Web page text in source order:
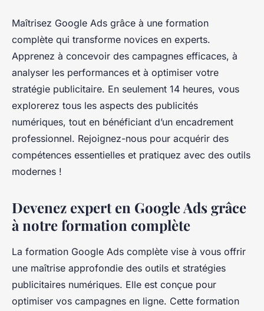
Devenez expert en google ads
grâce à notre formation
complète
Océane•28 mars 2025• 4 min de lecture
Maîtrisez Google Ads grâce à une formation
complète qui transforme novices en experts.
Apprenez à concevoir des campagnes efficaces, à
analyser les performances et à optimiser votre
stratégie publicitaire. En seulement 14 heures, vous
explorerez tous les aspects des publicités
numériques, tout en bénéficiant d’un encadrement
professionnel. Rejoignez-nous pour acquérir des
compétences essentielles et pratiquez avec des outils
modernes !
Devenez expert en Google Ads grâce
à notre formation complète
La formation Google Ads complète vise à vous offrir
une maîtrise approfondie des outils et stratégies
publicitaires numériques. Elle est conçue pour
optimiser vos campagnes en ligne. Cette formation